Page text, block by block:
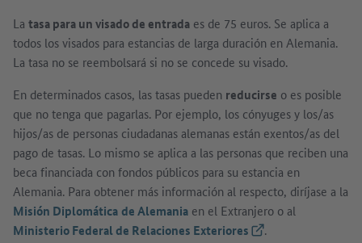
La tasa para un visado de entrada es de 75 euros. Se aplica a
todos los visados para estancias de larga duración en Alemania.
La tasa no se reembolsará si no se concede su visado.
En determinados casos, las tasas pueden reducirse o es posible
que no tenga que pagarlas. Por ejemplo, los cónyuges y los/as
hijos/as de personas ciudadanas alemanas están exentos/as del
pago de tasas. Lo mismo se aplica a las personas que reciben una
beca financiada con fondos públicos para su estancia en
Alemania. Para obtener más información al respecto, diríjase a la
Misión Diplomática de Alemania en el Extranjero o al
Ministerio Federal de Relaciones Exteriores(Link externo)
.